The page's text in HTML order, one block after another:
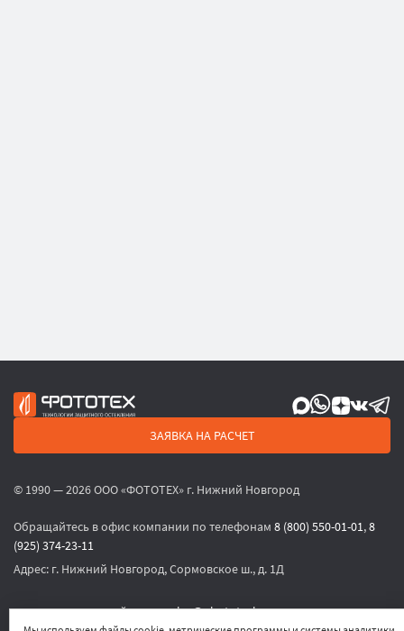
ЗАЯВКА НА РАСЧЕТ
© 1990 — 2026 ООО «ФОТОТЕХ» г. Нижний Новгород
Обращайтесь в офис компании по телефонам 8 (800) 550-01-01,8
(925) 374-23-11
Адрес: г. Нижний Новгород, Сормовское ш., д. 1Д
или по электронной почтеsales@phototech.ru